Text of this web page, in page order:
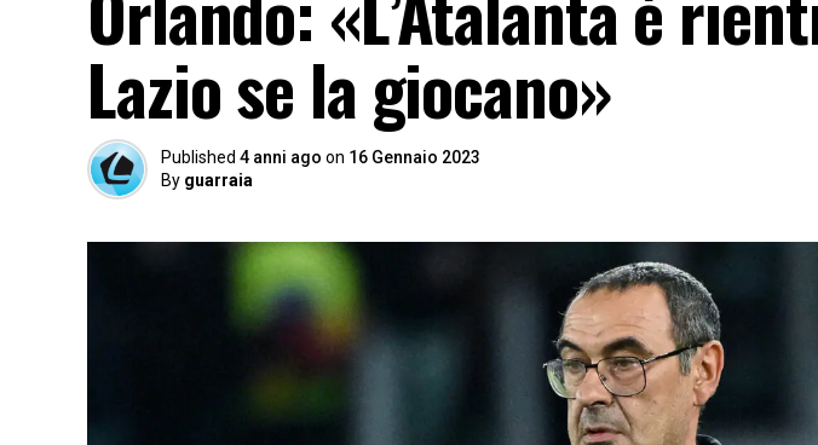
Lazio se la giocano»
Published 4 anni ago on 16 Gennaio 2023
By guarraia